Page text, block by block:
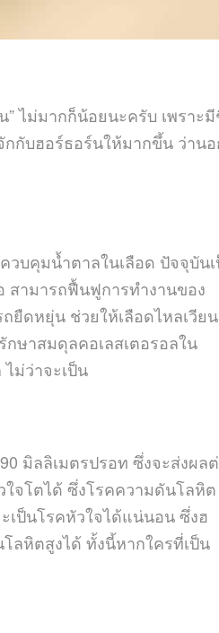
ไม่มากก็น้อยนะครับ เพราะ
กกับฮอร์ธอร์นให้มากขึ้น ว่าน
บคุมน้ำตาลในเลือด ปัจจุบัน
ามารถฟื้นฟูการทำงานของ
ยืดหยุ่น ช่วยให้เลือดไหลเวียน
ษาสมดุลคอเลสเตอรอลใน
ม่ว่าจะเป็น
มิลลิเมตรปรอท ซึ่งจะส่งผล
ใจโตได้ ซึ่งโรคความดันโลหิต
เป็นโรคหัวใจได้แน่นอน ซึ่งฮ
ลหิตสูงได้ ทั้งนี้หากใครที่เป็น